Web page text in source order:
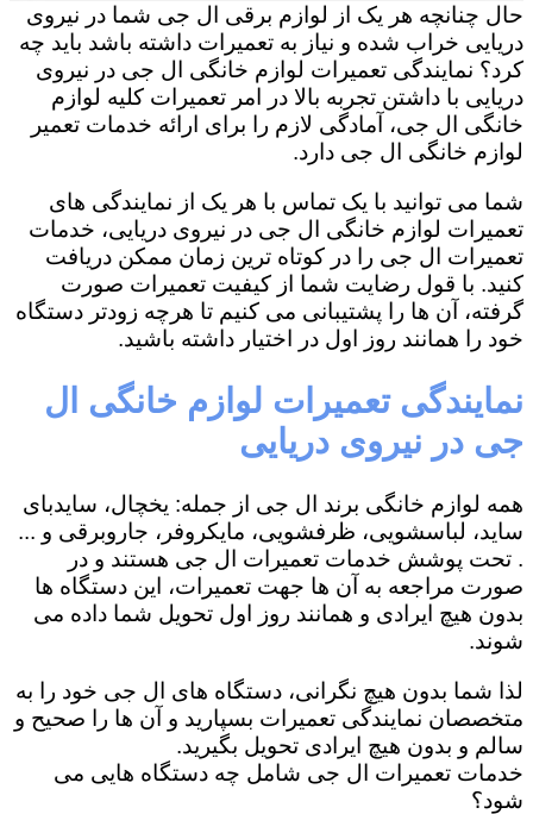
حال چنانچه هر یک از لوازم برقی ال جی شما در نیروی
دریایی خراب شده و نیاز به تعمیرات داشته باشد باید چه
کرد؟ نمایندگی تعمیرات لوازم خانگی ال جی در نیروی
دریایی با داشتن تجربه بالا در امر تعمیرات کلیه لوازم
خانگی ال جی، آمادگی لازم را برای ارائه خدمات تعمیر
لوازم خانگی ال جی دارد.
شما می توانید با یک تماس با هر یک از نمایندگی های
تعمیرات لوازم خانگی ال جی در نیروی دریایی، خدمات
تعمیرات ال جی را در کوتاه ترین زمان ممکن دریافت
کنید. با قول رضایت شما از کیفیت تعمیرات صورت
گرفته، آن ها را پشتیبانی می کنیم تا هرچه زودتر دستگاه
خود را همانند روز اول در اختیار داشته باشید.
نمایندگی تعمیرات لوازم خانگی ال
جی در نیروی دریایی
همه لوازم خانگی برند ال جی از جمله: یخچال، سایدبای
ساید، لباسشویی، ظرفشویی، مایکروفر، جاروبرقی و ...
. تحت پوشش خدمات تعمیرات ال جی هستند و در
صورت مراجعه به آن ها جهت تعمیرات، این دستگاه ها
بدون هیچ ایرادی و همانند روز اول تحویل شما داده می
شوند.
لذا شما بدون هیچ نگرانی، دستگاه های ال جی خود را به
متخصصان نمایندگی تعمیرات بسپارید و آن ها را صحیح و
سالم و بدون هیچ ایرادی تحویل بگیرید.
خدمات تعمیرات ال جی شامل چه دستگاه هایی می
شود؟